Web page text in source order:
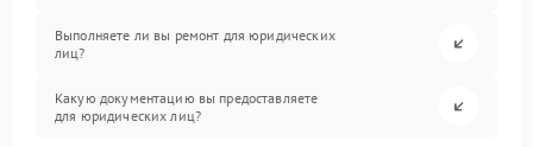
Выполняете ли вы ремонт для юридических
лиц?
Какую документацию вы предоставляете
для юридических лиц?